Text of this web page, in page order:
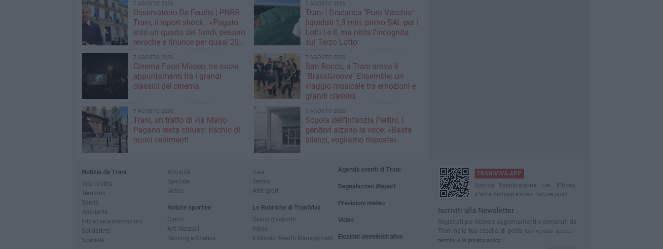
rifiuti
7 AGOSTO 2026
Osservatorio De Feudis | PNRR
Trani, il report shock : «Pagato
solo un quarto dei fondi, pesano
revoche e rinunce per quasi 20
7 AGOSTO 2026
Trani | Discarica "Puro Vecchio":
liquidati 1,9 mln. primo SAL per i
Lotti I e II, ma resta l'incognita
sul Terzo Lotto
7 AGOSTO 2026
Cinema Fuori Museo, tre nuovi
appuntamenti tra i grandi
classici del cinema
7 AGOSTO 2026
San Rocco, a Trani arriva il
"BrassGroove" Ensemble: un
viaggio musicale tra emozioni e
grandi classici
7 AGOSTO 2026
Trani, un tratto di via Mario
Pagano resta chiuso: rischio di
nuovi cedimenti
7 AGOSTO 2026
Scuola dell'Infanzia Pertini, i
genitori alzano la voce: «Basta
silenzi, vogliamo risposte»
Notizie da Trani
Vita di città
Territorio
Sanità
Ambiente
Iniziative e promozioni
Solidarietà
Speciale
Attualità
Speciale
Meteo
Notizie sportive
Calcio
Arti Marziali
Running e Atletica
Vela
Tennis
Altri sport
Le Rubriche di TraniViva
Salute d’asporto
Inbox
Il Mondo Wealth Management
Agenda eventi di Trani
Segnalazioni iReport
Previsioni meteo
Video
Elezioni amministrative
TRANIVIVA APP
Scarica l'applicazione per iPhone,
iPad e Android e ricevi notizie push
Iscriviti alla Newsletter
Registrati per ricevere aggiornamenti e contenuti da
Trani nella tua casella di posta Iscrivendoti accetti i
termini e la privacy policy